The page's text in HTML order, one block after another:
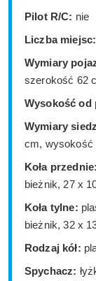
Pilot R/C: nie
Liczba miejsc:
Wymiary
szerokość 62
Wysokość od
Wymiary
cm, wysokość
Koła przednie:
bieżnik, 27 x
Koła tylne:
bieżnik, 32 x
Rodzaj kół:
Spychacz: